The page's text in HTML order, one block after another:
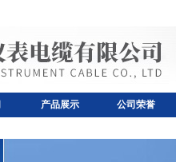
产品展示 公司荣誉